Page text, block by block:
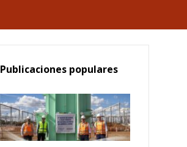
Publicaciones populares